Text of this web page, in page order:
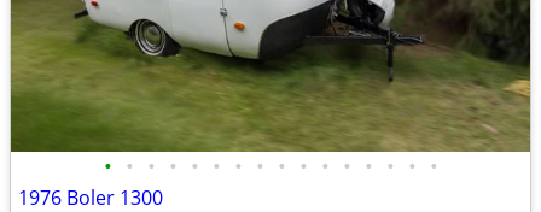
• • • • • • • • • • • • • • • •
1976 Boler 1300